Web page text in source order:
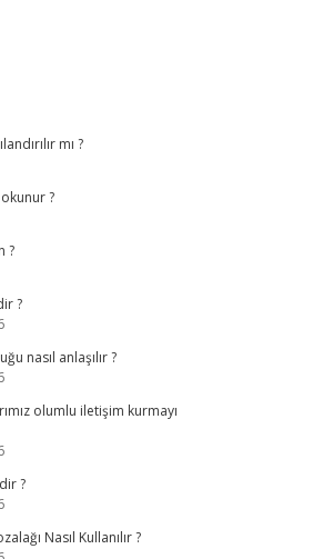
mı ?
?
?
?
nasıl anlaşılır ?
olumlu iletişim kurmayı
?
Nasıl Kullanılır ?